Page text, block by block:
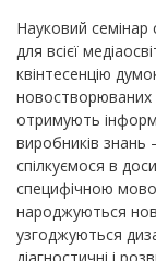
Науковий
для всієї
квінтесенцію
новостворюваних
отримують
виробників знань
спілкуємося в
специфічною
народжуються
узгоджуються